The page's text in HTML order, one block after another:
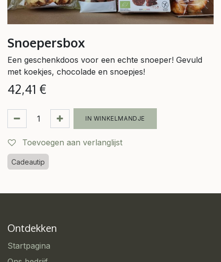
Snoepersbox
Een geschenkdoos voor een echte snoeper! Gevuld
met koekjes, chocolade en snoepjes!
42,41 €
IN WINKELMANDJE
Toevoegen aan verlanglijst
Cadeautip
Ontdekken
Startpagina